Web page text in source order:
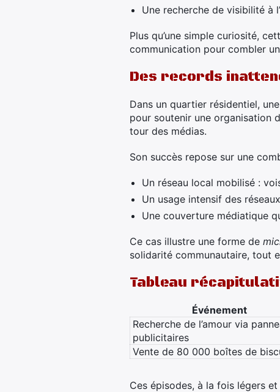
Une recherche de visibilité à
Plus qu’une simple curiosité,
communication pour combler
Des records
Dans un quartier résidentiel,
pour soutenir une organisation
tour des médias.
Son succès repose sur une
Un réseau local mobilisé :
Un usage intensif des
Une couverture médiatique
Ce cas illustre une forme de
solidarité communautaire, tout
Tableau
Événement
Recherche de l’amour via
publicitaires
Vente de 80 000 boîtes de
Ces épisodes, à la fois légers